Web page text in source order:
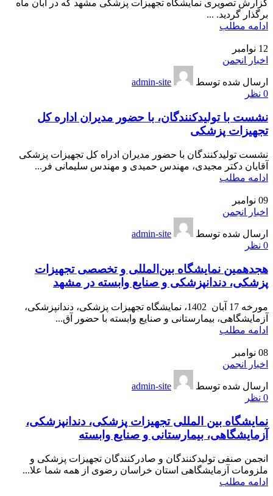
گزارش تصویری نمایشگاه تجهیزات پزشکی مشهد که در آبان ماه
برگذار گردید. ...
ادامه مطلب
12 نوامبر
اخبار انجمن
ارسال شده توسط
admin-site
0 نظر
نشست با تولیدکنندگان، با حضور مدیران اداره کل
تجهیزات پزشکی
نشست تولیدکنندگان با حضور مدیران ادراه کل تجهیزات پزشکی
آقایان دکتر مجیدی، مهندس حمیدی و مهندس سلیمانی فر...
ادامه مطلب
09 نوامبر
اخبار انجمن
ارسال شده توسط
admin-site
0 نظر
هجدهمین نمایشگاه بین‌المللی و تخصصی تجهیزات
پزشکی، دندانپزشکی و صنایع وابسته در مشهد
مورخه 17 آبان 1402، نمایشگاه تجهیزات پزشکی، دندانپزشکی،
آزمایشگاهی، بیمارستانی و صنایع وابسته با حضور آق...
ادامه مطلب
08 نوامبر
اخبار انجمن
ارسال شده توسط
admin-site
0 نظر
نمایشگاه بین المللی تجهیزات پزشکی، دندانپزشکی،
آزمایشگاهی، بیمارستانی و صنایع وابسته
انجمن صنفی تولیدکنندگان و صادرکنندگان تجهیزات پزشکی و
ملزومات آزمایشگاهی استان خراسان رضوی از همه شما علا...
ادامه مطلب